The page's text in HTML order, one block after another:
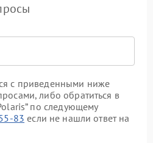
с приведенными ниже
либо обратиться в
по следующему
83 если не нашли ответ на